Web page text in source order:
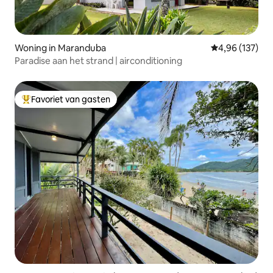
Woning in Maranduba Gemiddelde
4,96 (137)
Paradise aan het strand | airconditioning
Topfavoriet van gasten
Favoriet van gasten